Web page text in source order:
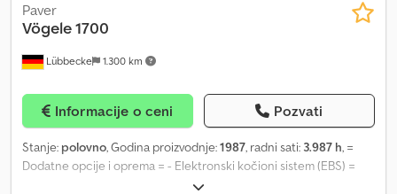
Lübbecke 1.300 km
Paver
Vögele1700
Informacije o ceni Pozvati
Stanje: polovno, Godina proizvodnje:1987, radni sati: 3.987 h, =
Dodatne opcije i oprema = - Elektronski kočioni sistem (EBS) =
Napomene = Dksdpfx Ahext T Apjysr Vögele 1700 id br. 748 Vögele